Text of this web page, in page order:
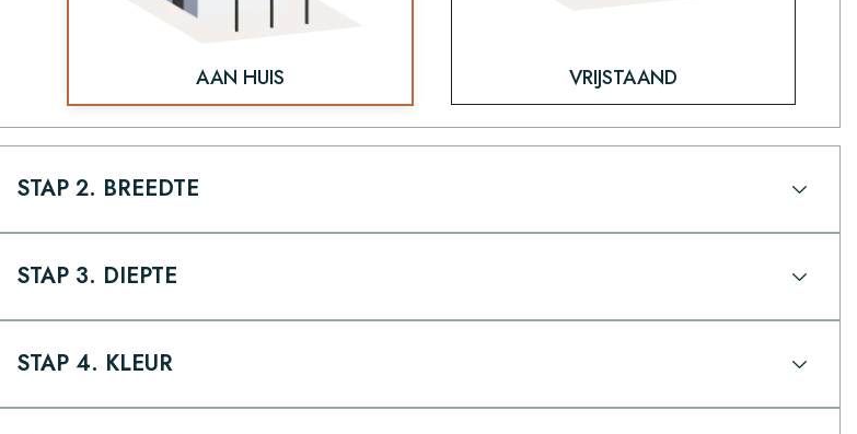
AAN HUIS VRIJSTAAND
STAP 2. BREEDTE
STAP 3. DIEPTE
STAP 4. KLEUR